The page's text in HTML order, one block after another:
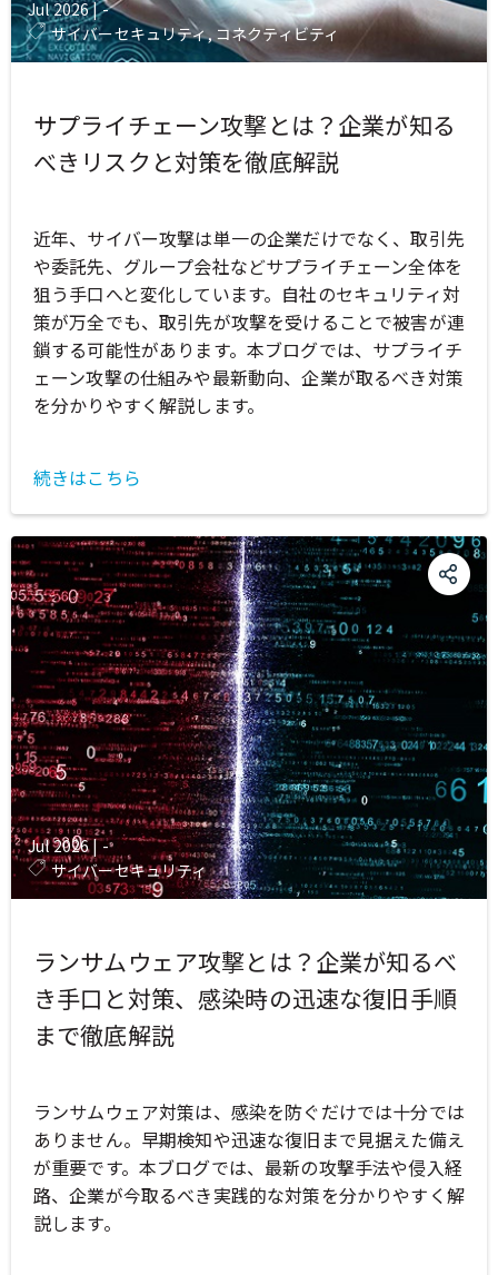
Jul 2026|-
サイバーセキュリティ, コネクティビティ
サプライチェーン攻撃とは？企業が知る
べきリスクと対策を徹底解説
近年、サイバー攻撃は単一の企業だけでなく、取引先
や委託先、グループ会社などサプライチェーン全体を
狙う手口へと変化しています。自社のセキュリティ対
策が万全でも、取引先が攻撃を受けることで被害が連
鎖する可能性があります。本ブログでは、サプライチ
ェーン攻撃の仕組みや最新動向、企業が取るべき対策
を分かりやすく解説します。
続きはこちら
Jul 2026|-
サイバーセキュリティ
ランサムウェア攻撃とは？企業が知るべ
き手口と対策、感染時の迅速な復旧手順
まで徹底解説
ランサムウェア対策は、感染を防ぐだけでは十分では
ありません。早期検知や迅速な復旧まで見据えた備え
が重要です。本ブログでは、最新の攻撃手法や侵入経
路、企業が今取るべき実践的な対策を分かりやすく解
説します。